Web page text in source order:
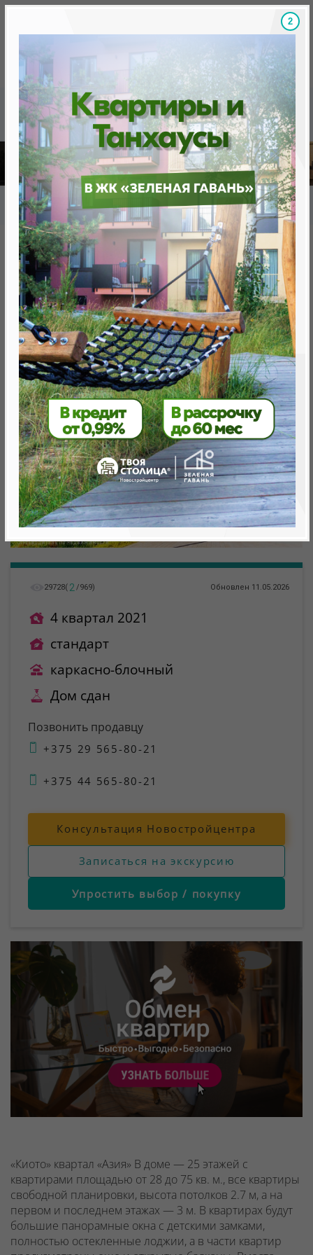
Скидки на новостройки, бонусы Готовые
Главная База новостроек Минска «Минск Мир»
25.11 "Киото" квартал «Азия»
25.11 "Киото" квартал «Азия»
нет в продаже
Минск, Октябрьский, ул. Н.Теслы
метро «Ковальская Слобода», 566 м
29728( 2 /969) Обновлен 11.05.2026
4 квартал 2021
стандарт
каркасно-блочный
Дом сдан
Позвонить продавцу
+375 29 565-80-21
+375 44 565-80-21
Консультация Новостройцентра
Записаться на экскурсию
Упростить выбор / покупку
«Киото» квартал «Азия» В доме — 25 этажей с
квартирами площадью от 28 до 75 кв. м., все квартиры
свободной планировки, высота потолков 2.7 м, а на
первом и последнем этажах — 3 м. В квартирах будут
большие панорамные окна с детскими замками,
полностью остекленные лоджии, а в части квартир
1